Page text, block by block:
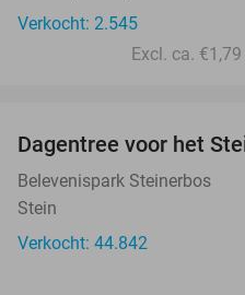
Verkocht: 2.545
Excl. ca.
Dagentree voor het
Belevenispark Steinerbos
Stein
Verkocht: 44.842